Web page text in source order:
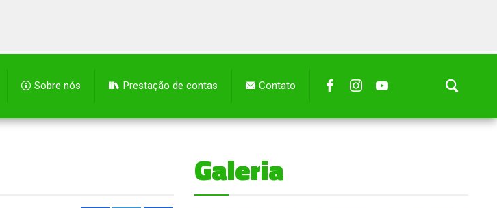
Sobre nós Prestação de contas Contato
Galeria